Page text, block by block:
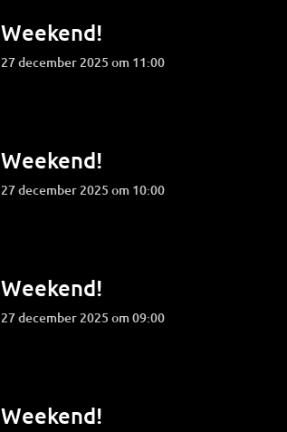
Weekend!
27 december 2025 om 11:00
Weekend!
27 december 2025 om 10:00
Weekend!
27 december 2025 om 09:00
Weekend!